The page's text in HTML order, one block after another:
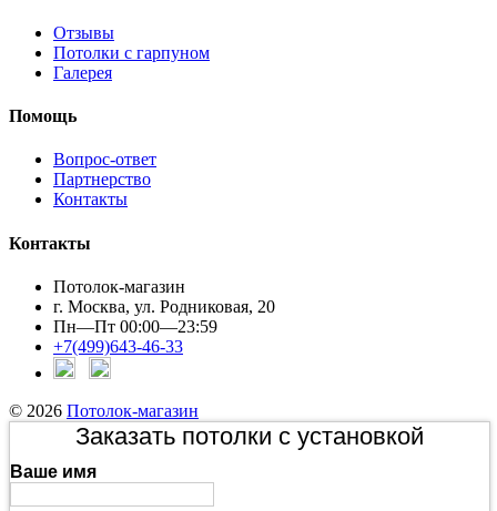
Отзывы
Потолки с гарпуном
Галерея
Помощь
Вопрос-ответ
Партнерство
Контакты
Контакты
Потолок-магазин
г. Москва, ул. Родниковая, 20
Пн—Пт 00:00—23:59
+7(499)643-46-33
© 2026 Потолок-магазин
Заказать потолки с установкой
Ваше имя